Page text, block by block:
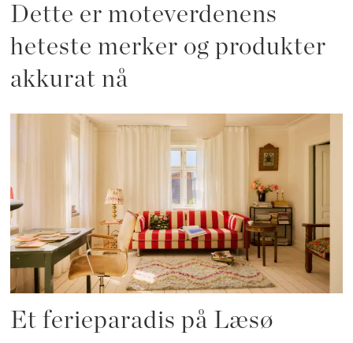
Dette er moteverdenens
heteste merker og produkter
akkurat nå
Et ferieparadis på Læsø